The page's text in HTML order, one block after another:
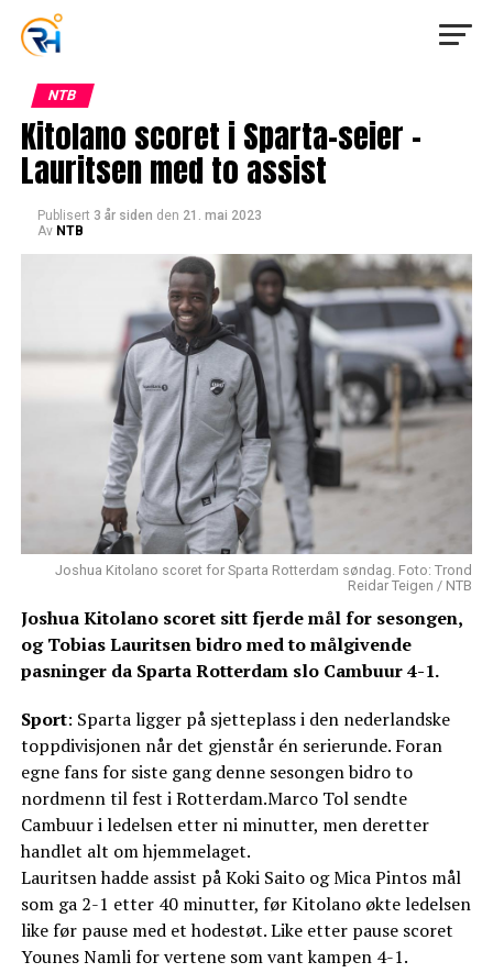
NTB
Kitolano scoret i Sparta-seier –
Lauritsen med to assist
Publisert 3 år siden den 21. mai 2023
Av NTB
Joshua Kitolano scoret for Sparta Rotterdam søndag. Foto: Trond
Reidar Teigen / NTB
Joshua Kitolano scoret sitt fjerde mål for sesongen,
og Tobias Lauritsen bidro med to målgivende
pasninger da Sparta Rotterdam slo Cambuur 4-1.
Sport: Sparta ligger på sjetteplass i den nederlandske
toppdivisjonen når det gjenstår én serierunde. Foran
egne fans for siste gang denne sesongen bidro to
nordmenn til fest i Rotterdam.Marco Tol sendte
Cambuur i ledelsen etter ni minutter, men deretter
handlet alt om hjemmelaget.
Lauritsen hadde assist på Koki Saito og Mica Pintos mål
som ga 2-1 etter 40 minutter, før Kitolano økte ledelsen
like før pause med et hodestøt. Like etter pause scoret
Younes Namli for vertene som vant kampen 4-1.